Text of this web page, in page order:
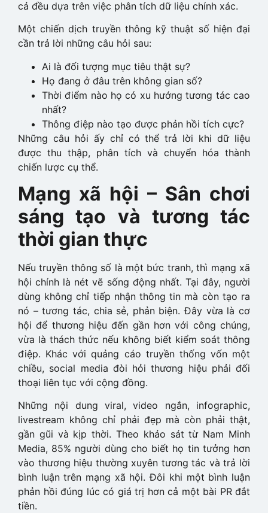
cả đều dựa trên việc phân tích dữ liệu chính xác.
Một chiến dịch truyền thông kỹ thuật số hiện đại
cần trả lời những câu hỏi sau:
Ai là đối tượng mục tiêu thật sự?
Họ đang ở đâu trên không gian số?
Thời điểm nào họ có xu hướng tương tác cao
nhất?
Thông điệp nào tạo được phản hồi tích cực?
Những câu hỏi ấy chỉ có thể trả lời khi dữ liệu
được thu thập, phân tích và chuyển hóa thành
chiến lược cụ thể.
Mạng xã hội – Sân chơi
sáng tạo và tương tác
thời gian thực
Nếu truyền thông số là một bức tranh, thì mạng xã
hội chính là nét vẽ sống động nhất. Tại đây, người
dùng không chỉ tiếp nhận thông tin mà còn tạo ra
nó – tương tác, chia sẻ, phản biện. Đây vừa là cơ
hội để thương hiệu đến gần hơn với công chúng,
vừa là thách thức nếu không biết kiểm soát thông
điệp. Khác với quảng cáo truyền thống vốn một
chiều, social media đòi hỏi thương hiệu phải đối
thoại liên tục với cộng đồng.
Những nội dung viral, video ngắn, infographic,
livestream không chỉ phải đẹp mà còn phải thật,
gần gũi và kịp thời. Theo khảo sát từ Nam Minh
Media, 85% người dùng cho biết họ tin tưởng hơn
vào thương hiệu thường xuyên tương tác và trả lời
bình luận trên mạng xã hội.Đôi khi một bình luận
phản hồi đúng lúc có giá trị hơn cả một bài PR đắt
tiền.